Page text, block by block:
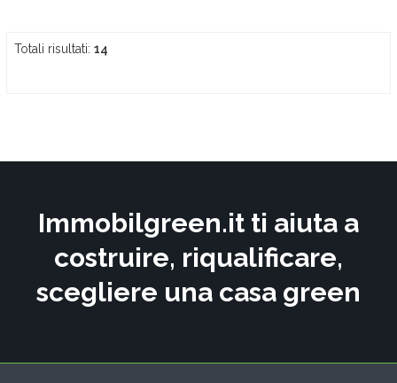
Totali risultati: 14
Immobilgreen.it ti aiuta a
costruire, riqualificare,
scegliere una casa green